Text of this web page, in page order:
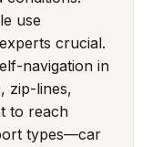
use
crucial.
navigation in
zip-lines,
to reach
types—car